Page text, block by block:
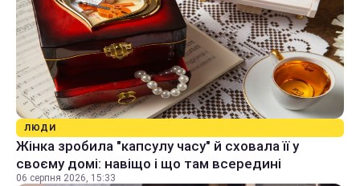
ЛЮДИ
Жінка зробила "капсулу часу" й сховала її у
своєму домі: навіщо і що там всередині
06 серпня 2026, 15:33